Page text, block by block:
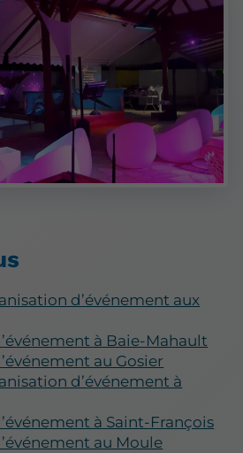
d’événement aux
à Baie-Mahault
au Gosier
d’événement à
à Saint-François
au Moule